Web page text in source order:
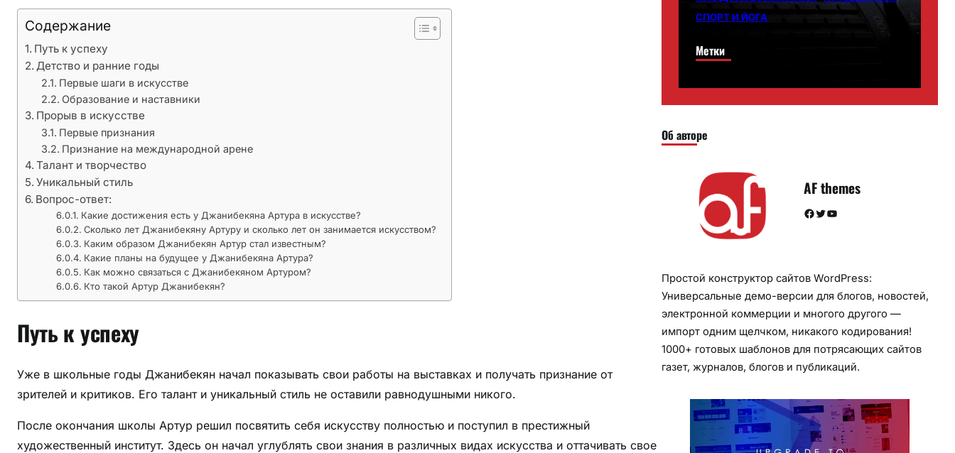
с
т
в
а
Содержание
Путь к успеху
Детство и ранние годы
Первые шаги в искусстве
Образование и наставники
Прорыв в искусстве
Первые признания
Признание на международной арене
Талант и творчество
Уникальный стиль
Вопрос-ответ:
Какие достижения есть у Джанибекяна Артура в искусстве?
Сколько лет Джанибекяну Артуру и сколько лет он занимается искусством?
Каким образом Джанибекян Артур стал известным?
Какие планы на будущее у Джанибекяна Артура?
Как можно связаться с Джанибекяном Артуром?
Кто такой Артур Джанибекян?
Путь к успеху
Уже в школьные годы Джанибекян начал показывать свои работы на выставках и получать признание от
зрителей и критиков. Его талант и уникальный стиль не оставили равнодушными никого.
После окончания школы Артур решил посвятить себя искусству полностью и поступил в престижный
художественный институт. Здесь он начал углублять свои знания в различных видах искусства и оттачивать свое
СПОРТ И ЙОГА
Метки
Об авторе
AF themes
Facebook Twitter YouTube
Простой конструктор сайтов WordPress:
Универсальные демо-версии для блогов, новостей,
электронной коммерции и многого другого —
импорт одним щелчком, никакого кодирования!
1000+ готовых шаблонов для потрясающих сайтов
газет, журналов, блогов и публикаций.